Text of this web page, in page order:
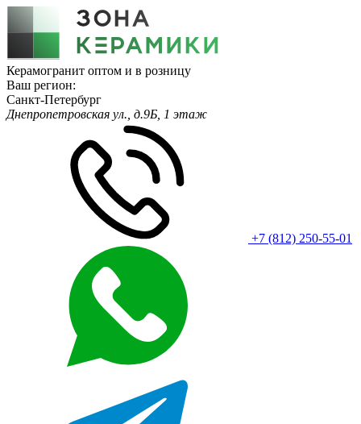
Керамогранит оптом и в розницу
Ваш регион:
Санкт-Петербург
Днепропетровская ул., д.9Б, 1 этаж
+7 (812) 250-55-01